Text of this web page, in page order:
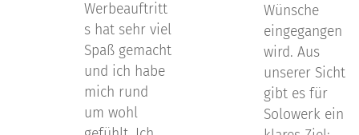
Werbeauftritt
s hat sehr viel
Spaß gemacht
und ich habe
mich rund
um wohl
Wünsche
eingegangen
wird. Aus
unserer Sicht
gibt es für
Solowerk ein